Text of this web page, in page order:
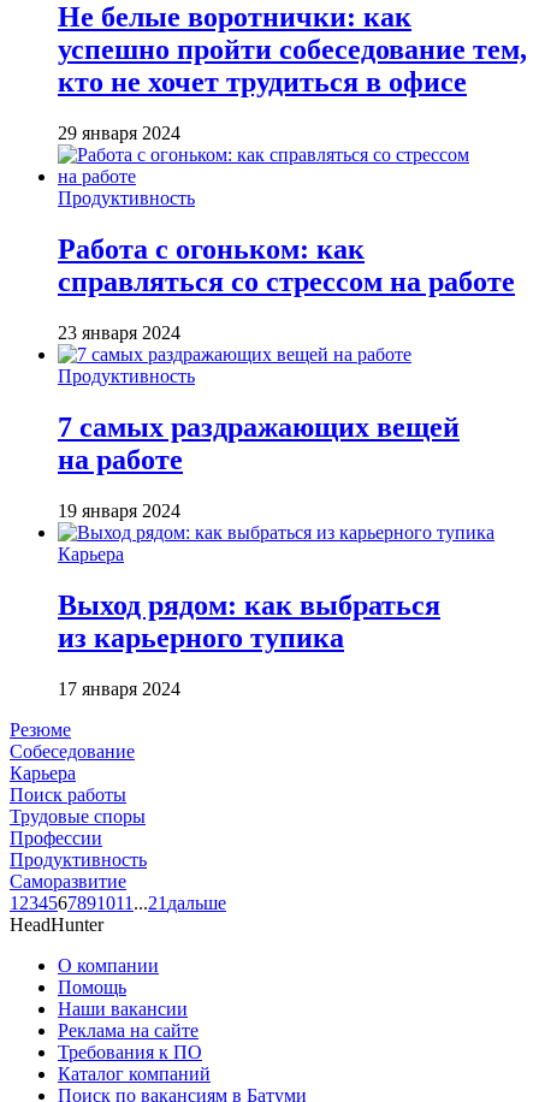
Не белые воротнички: как
успешно пройти собеседование тем,
кто не хочет трудиться в офисе
29 января 2024
Продуктивность
Работа с огоньком: как
справляться со стрессом на работе
23 января 2024
Продуктивность
7 самых раздражающих вещей
на работе
19 января 2024
Карьера
Выход рядом: как выбраться
из карьерного тупика
17 января 2024
Резюме
Собеседование
Карьера
Поиск работы
Трудовые споры
Профессии
Продуктивность
Саморазвитие
1 234567891011 ...21 дальше
HeadHunter
О компании
Помощь
Наши вакансии
Реклама на сайте
Требования к ПО
Каталог компаний
Поиск по вакансиям в Батуми